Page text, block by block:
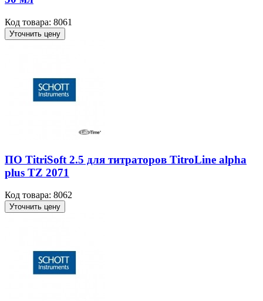
Код товара: 8061
Уточнить цену
ПО TitriSoft 2.5 для титраторов TitroLine alpha
plus TZ 2071
Код товара: 8062
Уточнить цену